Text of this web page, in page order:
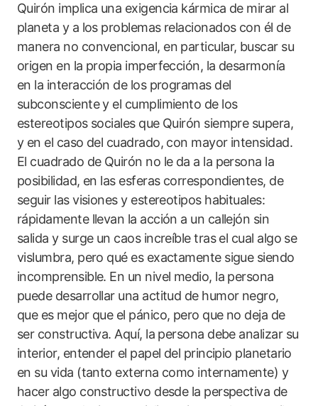
Quirón implica una exigencia kármica de mirar al
planeta y a los problemas relacionados con él de
manera no convencional, en particular, buscar su
origen en la propia imperfección, la desarmonía
en la interacción de los programas del
subconsciente y el cumplimiento de los
estereotipos sociales que Quirón siempre supera,
y en el caso del cuadrado, con mayor intensidad.
El cuadrado de Quirón no le da a la persona la
posibilidad, en las esferas correspondientes, de
seguir las visiones y estereotipos habituales:
rápidamente llevan la acción a un callejón sin
salida y surge un caos increíble tras el cual algo se
vislumbra, pero qué es exactamente sigue siendo
incomprensible. En un nivel medio, la persona
puede desarrollar una actitud de humor negro,
que es mejor que el pánico, pero que no deja de
ser constructiva. Aquí, la persona debe analizar su
interior, entender el papel del principio planetario
en su vida (tanto externa como internamente) y
hacer algo constructivo desde la perspectiva de